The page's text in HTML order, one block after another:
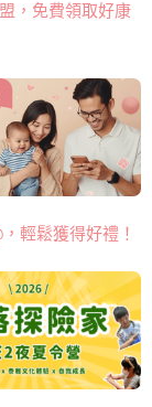
，免費領取好康
輕鬆獲得好禮！